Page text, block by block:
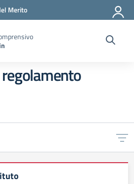
Merito